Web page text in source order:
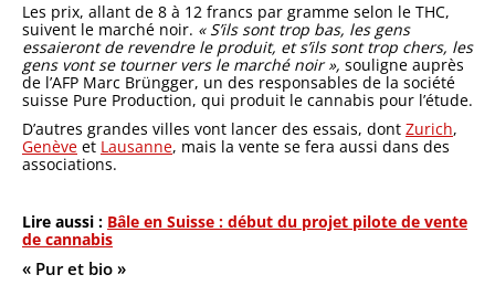
Les prix, allant de 8 à 12 francs par gramme selon le THC,
suivent le marché noir. « S’ils sont trop bas, les gens
essaieront de revendre le produit, et s’ils sont trop chers, les
gens vont se tourner vers le marché noir », souligne auprès
de l’AFP Marc Brüngger, un des responsables de la société
suisse Pure Production, qui produit le cannabis pour l’étude.
D’autres grandes villes vont lancer des essais, dont Zurich,
Genève et Lausanne, mais la vente se fera aussi dans des
associations.
Lire aussi : Bâle en Suisse : début du projet pilote de vente
de cannabis
« Pur et bio »